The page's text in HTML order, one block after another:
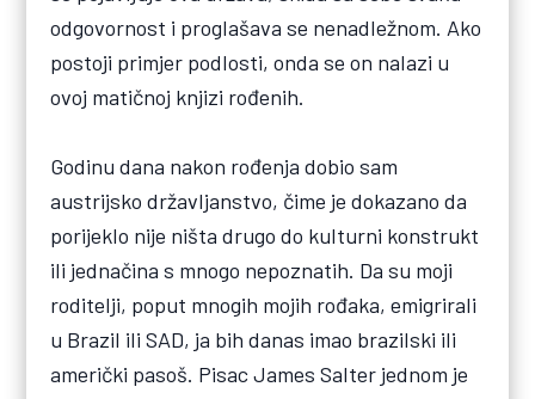
odgovornost i proglašava se nenadležnom. Ako
postoji primjer podlosti, onda se on nalazi u
ovoj matičnoj knjizi rođenih.
Godinu dana nakon rođenja dobio sam
austrijsko državljanstvo, čime je dokazano da
porijeklo nije ništa drugo do kulturni konstrukt
ili jednačina s mnogo nepoznatih. Da su moji
roditelji, poput mnogih mojih rođaka, emigrirali
u Brazil ili SAD, ja bih danas imao brazilski ili
američki pasoš. Pisac James Salter jednom je